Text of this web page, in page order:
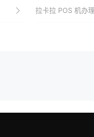
拉卡拉 POS 机办